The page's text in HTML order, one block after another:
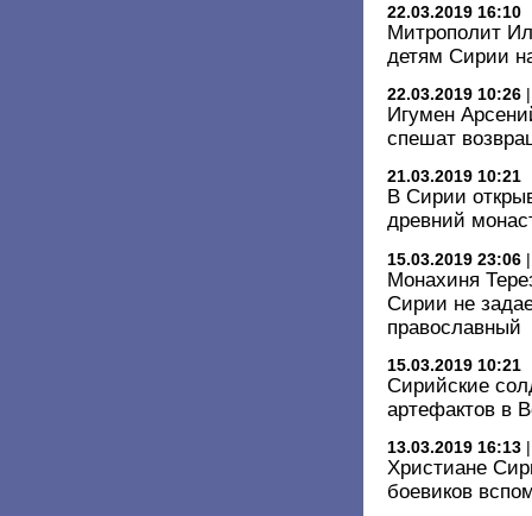
22.03.2019 16:10
Митрополит
детям Сирии
22.03.2019 10:26
Игумен
спешат
21.03.2019 10:21
В Сирии
древний
15.03.2019 23:06
Монахиня
Сирии не
православный
15.03.2019 10:21
Сирийские
артефактов в
13.03.2019 16:13
Христиане
боевиков